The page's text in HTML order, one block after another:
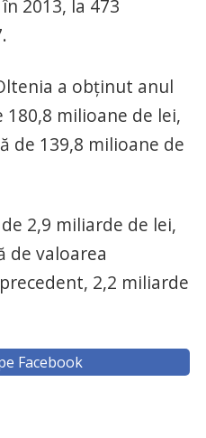
2013, la 473
a obţinut anul
milioane de lei,
de 139,8 milioane de
2,9 miliarde de lei,
de valoarea
2,2 miliarde
Facebook